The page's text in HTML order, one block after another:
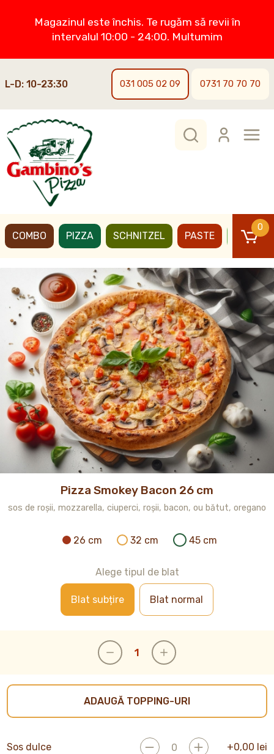
Magazinul este închis. Te rugăm să revii în
intervalul 10:00 - 24:00. Multumim
L-D: 10-23:30 031 005 02 09 0731 70 70 70
COMBO PIZZA SCHNITZEL PASTE BURGERI
0
Pizza Smokey Bacon 26 cm
sos de roșii, mozzarella, ciuperci, roșii, bacon, ou bătut, oregano
26 cm 32 cm 45 cm
Alege tipul de blat
Blat subțire Blat normal
ADAUGĂ TOPPING-URI
Sos dulce +0,00 lei